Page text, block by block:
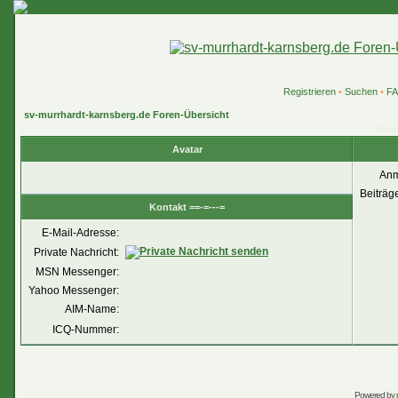
Registrieren• Suchen•
sv-murrhardt-karnsberg.de Foren-Übersicht
Avatar
Kontakt ==-=---=
E-Mail-Adresse:
Private Nachricht:
MSN Messenger:
Yahoo Messenger:
AIM-Name:
ICQ-Nummer:
Powered by